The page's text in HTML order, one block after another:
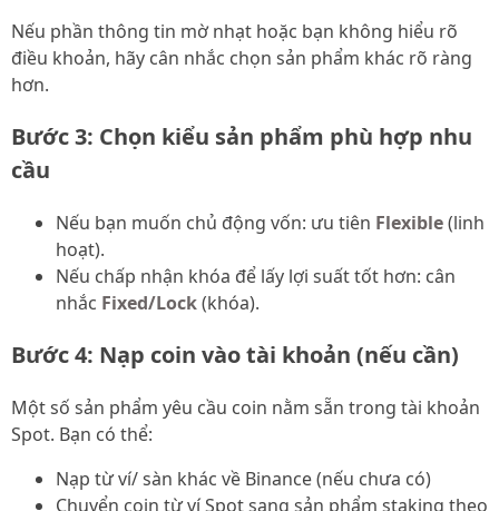
Nếu phần thông tin mờ nhạt hoặc bạn không hiểu rõ
điều khoản, hãy cân nhắc chọn sản phẩm khác rõ ràng
hơn.
Bước 3: Chọn kiểu sản phẩm phù hợp nhu
cầu
Nếu bạn muốn chủ động vốn: ưu tiên Flexible(linh
hoạt).
Nếu chấp nhận khóa để lấy lợi suất tốt hơn: cân
nhắc Fixed/Lock(khóa).
Bước 4: Nạp coin vào tài khoản (nếu cần)
Một số sản phẩm yêu cầu coin nằm sẵn trong tài khoản
Spot. Bạn có thể:
Nạp từ ví/ sàn khác về Binance (nếu chưa có)
Chuyển coin từ ví Spot sang sản phẩm staking theo